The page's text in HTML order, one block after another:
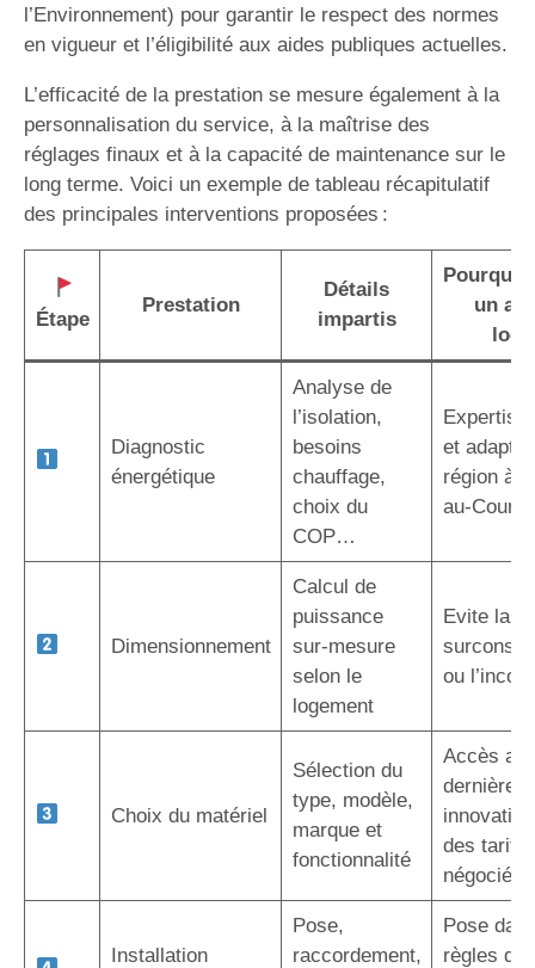
l’Environnement) pour garantir le respect des normes
en vigueur et l’éligibilité aux aides publiques actuelles.
L’efficacité de la prestation se mesure également à la
personnalisation du service, à la maîtrise des
réglages finaux et à la capacité de maintenance sur le
long terme. Voici un exemple de tableau récapitulatif
des principales interventions proposées :
Étape
Prestation
Détails
impartis
un
Diagnostic
énergétique
Analyse de
l’isolation,
besoins
chauffage,
choix du
COP…
Expertise
et
région à
au-Court
Dimensionnement
Calcul de
puissance
sur-mesure
selon le
logement
Evite la
ou
Choix du matériel
Sélection du
type, modèle,
marque et
fonctionnalité
Accès
dernières
des tarifs
négociés
Installation
Pose,
raccordement,
Pose
règles de